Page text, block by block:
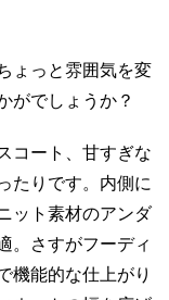
ょっと雰囲気を変
がでしょうか？
コート、甘すぎな
たりです。内側に
ット素材のアンダ
。さすがフーディ
機能的な仕上がり